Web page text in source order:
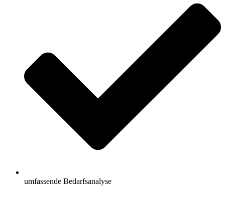
umfassende Bedarfsanalyse